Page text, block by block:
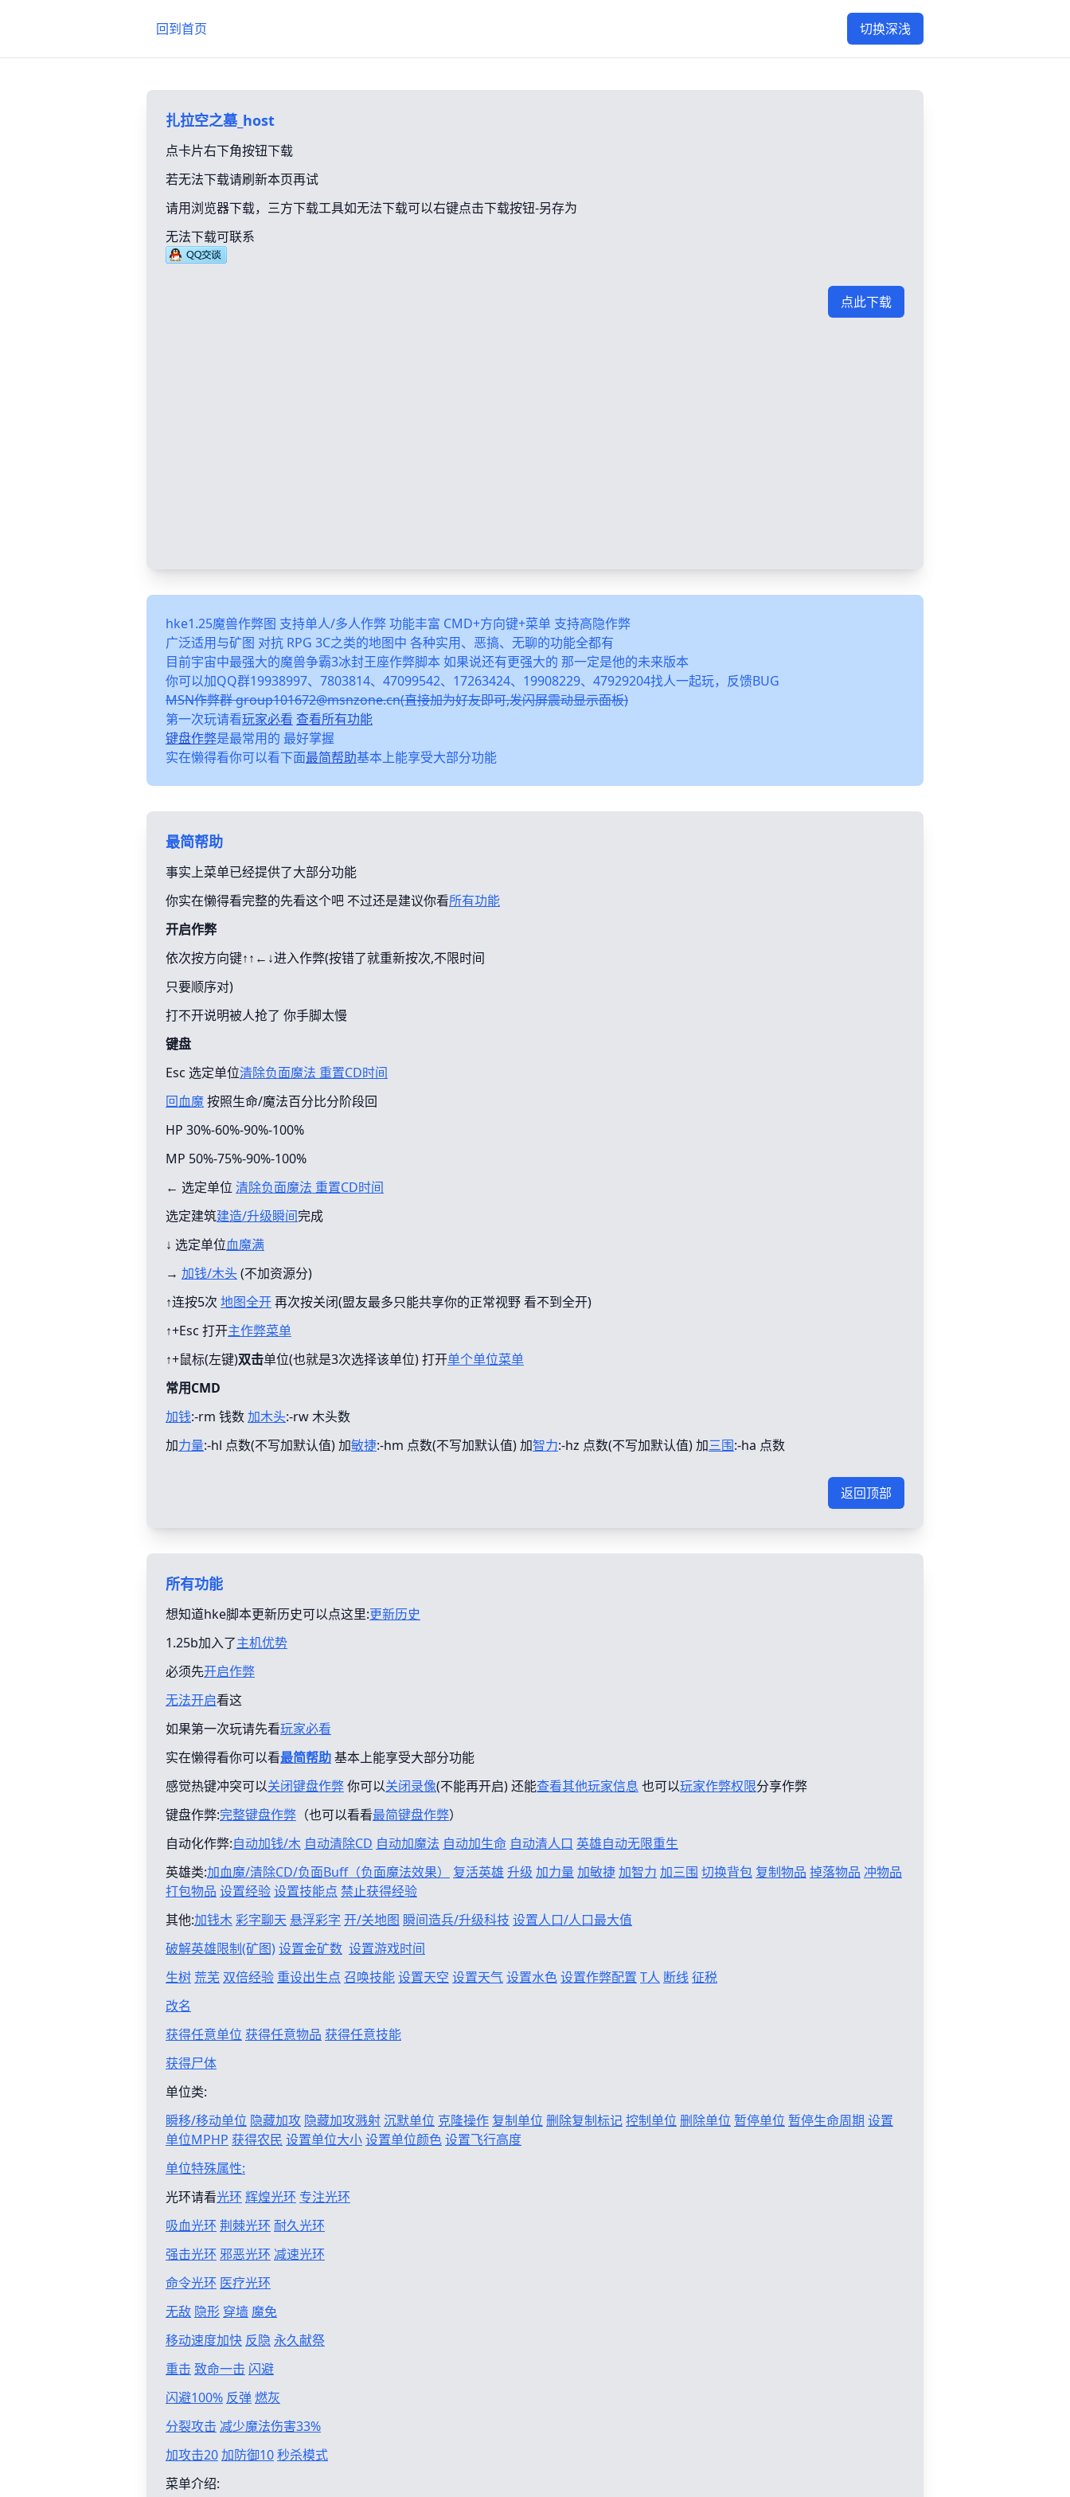
回到首页 切换深浅
扎拉空之墓_host
点卡片右下角按钮下载
若无法下载请刷新本页再试
请用浏览器下载，三方下载工具如无法下载可以右键点击下载按钮-另存为
无法下载可联系
点此下载
hke1.25魔兽作弊图 支持单人/多人作弊 功能丰富 CMD+方向键+菜单 支持高隐作弊
广泛适用与矿图 对抗 RPG 3C之类的地图中 各种实用、恶搞、无聊的功能全都有
目前宇宙中最强大的魔兽争霸3冰封王座作弊脚本 如果说还有更强大的 那一定是他的未来版本
你可以加QQ群19938997、7803814、47099542、17263424、19908229、47929204找人一起玩，反馈BUG
MSN作弊群 group101672@msnzone.cn(直接加为好友即可,发闪屏震动显示面板)
第一次玩请看玩家必看 查看所有功能
键盘作弊是最常用的 最好掌握
实在懒得看你可以看下面最简帮助基本上能享受大部分功能
最简帮助
事实上菜单已经提供了大部分功能
你实在懒得看完整的先看这个吧 不过还是建议你看所有功能
开启作弊
依次按方向键↑↑←↓进入作弊(按错了就重新按次,不限时间
只要顺序对)
打不开说明被人抢了 你手脚太慢
键盘
Esc 选定单位清除负面魔法 重置CD时间
回血魔按照生命/魔法百分比分阶段回
HP 30%-60%-90%-100%
MP 50%-75%-90%-100%
← 选定单位 清除负面魔法 重置CD时间
选定建筑建造/升级瞬间完成
↓ 选定单位血魔满
→ 加钱/木头(不加资源分)
↑连按5次 地图全开再次按关闭(盟友最多只能共享你的正常视野 看不到全开)
↑+Esc 打开主作弊菜单
↑+鼠标(左键)双击单位(也就是3次选择该单位) 打开单个单位菜单
常用CMD
加钱:-rm 钱数加木头:-rw 木头数
加力量:-hl 点数(不写加默认值) 加敏捷:-hm 点数(不写加默认值) 加智力:-hz 点数(不写加默认值) 加三围:-ha 点数
返回顶部
所有功能
想知道hke脚本更新历史可以点这里:更新历史
1.25b加入了主机优势
必须先开启作弊
无法开启看这
如果第一次玩请先看玩家必看
实在懒得看你可以看最简帮助基本上能享受大部分功能
感觉热键冲突可以关闭键盘作弊你可以关闭录像(不能再开启) 还能查看其他玩家信息 也可以玩家作弊权限分享作弊
键盘作弊:完整键盘作弊 （也可以看看最简键盘作弊）
自动化作弊:自动加钱/木 自动清除CD 自动加魔法 自动加生命 自动清人口 英雄自动无限重生
英雄类:加血魔/清除CD/负面Buff（负面魔法效果） 复活英雄 升级 加力量 加敏捷加智力 加三围 切换背包 复制物品 掉落物品 冲物品
打包物品 设置经验设置技能点 禁止获得经验
其他:加钱木彩字聊天 悬浮彩字 开/关地图 瞬间造兵/升级科技 设置人口/人口最大值
破解英雄限制(矿图)设置金矿数 设置游戏时间
生树 荒芜 双倍经验 重设出生点 召唤技能设置天空 设置天气设置水色设置作弊配置 T人 断线征税
改名
获得任意单位 获得任意物品 获得任意技能
获得尸体
单位类:
瞬移/移动单位 隐藏加攻 隐藏加攻溅射沉默单位 克隆操作 复制单位 删除复制标记控制单位 删除单位 暂停单位 暂停生命周期 设置
单位MPHP 获得农民 设置单位大小设置单位颜色设置飞行高度
单位特殊属性:
光环请看光环 辉煌光环 专注光环
吸血光环 荆棘光环 耐久光环
强击光环 邪恶光环 减速光环
命令光环 医疗光环
无敌 隐形 穿墙 魔免
移动速度加快 反隐 永久献祭
重击 致命一击 闪避
闪避100% 反弹燃灰
分裂攻击 减少魔法伤害33%
加攻击20加防御10秒杀模式
菜单介绍: